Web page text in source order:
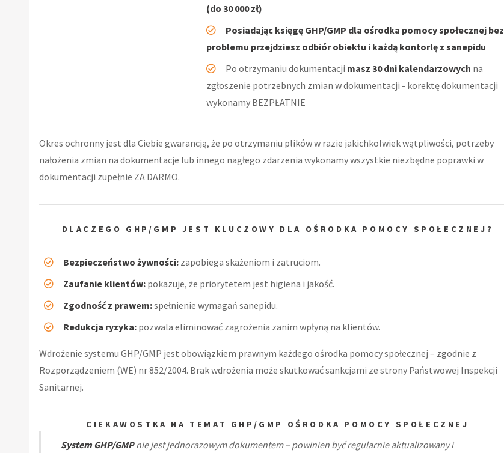
(do 30 000 zł)
Posiadając księgę GHP/GMP dla ośrodka pomocy społecznej bez
problemu przejdziesz odbiór obiektu i każdą kontorlę z sanepidu
Po otrzymaniu dokumentacji masz 30 dni kalendarzowych na
zgłoszenie potrzebnych zmian w dokumentacji - korektę dokumentacji
wykonamy BEZPŁATNIE
Okres ochronny jest dla Ciebie gwarancją, że po otrzymaniu plików w razie jakichkolwiek wątpliwości, potrzeby
nałożenia zmian na dokumentacje lub innego nagłego zdarzenia wykonamy wszystkie niezbędne poprawki w
dokumentacji zupełnie ZA DARMO.
DLACZEGO GHP/GMP JEST KLUCZOWY DLA OŚRODKA POMOCY SPOŁECZNEJ?
Bezpieczeństwo żywności: zapobiega skażeniom i zatruciom.
Zaufanie klientów: pokazuje, że priorytetem jest higiena i jakość.
Zgodność z prawem:spełnienie wymagań sanepidu.
Redukcja ryzyka: pozwala eliminować zagrożenia zanim wpłyną na klientów.
Wdrożenie systemu GHP/GMP jest obowiązkiem prawnym każdego ośrodka pomocy społecznej – zgodnie z
Rozporządzeniem (WE) nr 852/2004. Brak wdrożenia może skutkować sankcjami ze strony Państwowej Inspekcji
Sanitarnej.
CIEKAWOSTKA NA TEMAT GHP/GMP OŚRODKA POMOCY SPOŁECZNEJ
System GHP/GMPnie jest jednorazowym dokumentem – powinien być regularnie aktualizowany i